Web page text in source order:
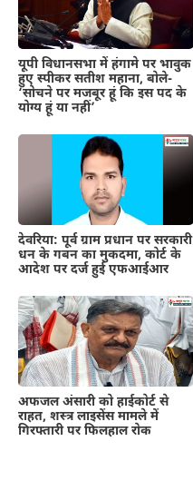
यूपी विधानसभा में हंगामे पर भावुक
हुए स्पीकर सतीश महाना, बोले-
‘सोचने पर मजबूर हूं कि इस पद के
योग्य हूं या नहीं’
देवरिया: पूर्व ग्राम प्रधान पर सरकारी
धन के गबन का मुकदमा, कोर्ट के
आदेश पर दर्ज हुई एफआईआर
अफजल अंसारी को हाईकोर्ट से
राहत, शस्त्र लाइसेंस मामले में
गिरफ्तारी पर फिलहाल रोक